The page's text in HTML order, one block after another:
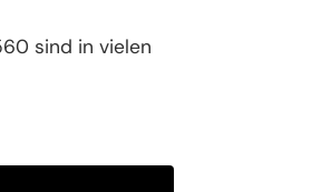
sind in vielen